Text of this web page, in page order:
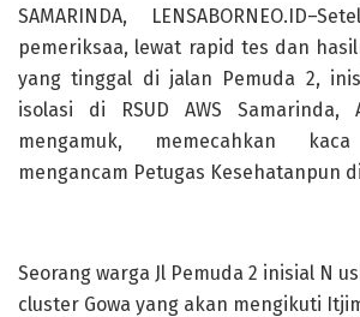
SAMARINDA,
pemeriksaa, lewat rapid tes dan
yang tinggal di jalan Pemuda 2,
isolasi di RSUD AWS Samarinda,
mengamuk, memecahkan
mengancam Petugas Kesehatanpun
Seorang warga Jl Pemuda 2 inisial N
cluster Gowa yang akan mengikuti